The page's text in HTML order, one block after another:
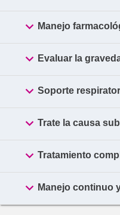
 Manejo
 Evaluar la
 Soporte
 Trate la causa
 Tratamiento
 Manejo continuo